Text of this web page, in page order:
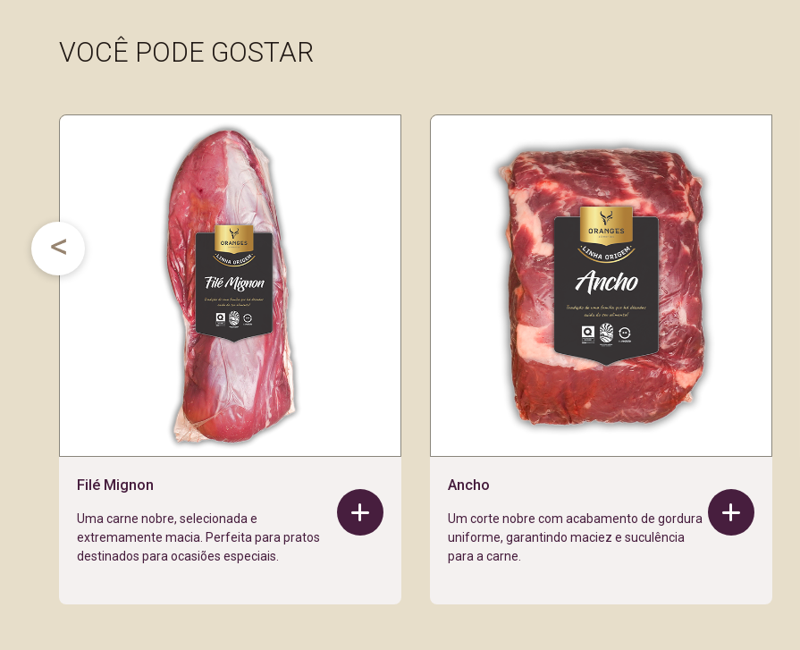
VOCÊ PODE GOSTAR
Filé Mignon
Uma carne nobre, selecionada e
extremamente macia. Perfeita para pratos
destinados para ocasiões especiais.
Ancho
Um corte nobre com acabamento de gordura
uniforme, garantindo maciez e suculência
para a carne.